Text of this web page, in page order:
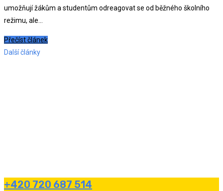
umožňují žákům a studentům odreagovat se od běžného školního
režimu, ale...
Přečíst článek
Další články
+420 720 687 514